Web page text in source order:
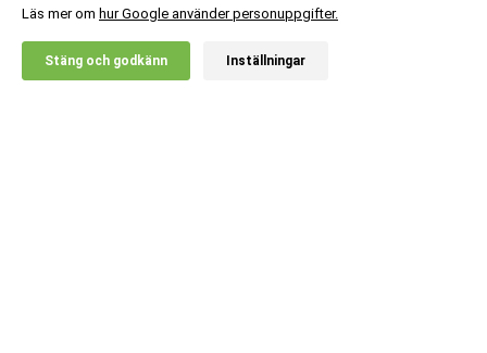
20% RABATT!
X
Läs mer om hur Google använder personuppgifter.
Stäng och godkänn Inställningar